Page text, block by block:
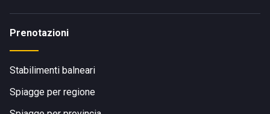
Prenotazioni
Stabilimenti balneari
Spiagge per regione